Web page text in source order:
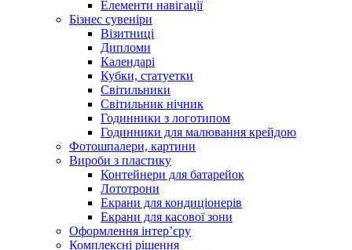
Елементи навігації
Бізнес сувеніри
Візитниці
Дипломи
Календарі
Кубки, статуетки
Світильники
Світильник нічник
Годинники з логотипом
Годинники для малювання крейдою
Фотошпалери, картини
Вироби з пластику
Контейнери для батарейок
Лототрони
Екрани для кондиціонерів
Екрани для касової зони
Оформлення інтер’єру
Комплексні рішення